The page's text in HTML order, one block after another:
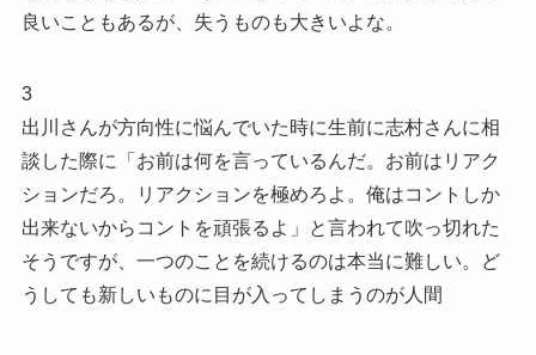
良いこともあるが、失うものも大きいよな。
3
出川さんが方向性に悩んでいた時に生前に志村さんに相
談した際に「お前は何を言っているんだ。お前はリアク
ションだろ。リアクションを極めろよ。俺はコントしか
出来ないからコントを頑張るよ」と言われて吹っ切れた
そうですが、一つのことを続けるのは本当に難しい。ど
うしても新しいものに目が入ってしまうのが人間